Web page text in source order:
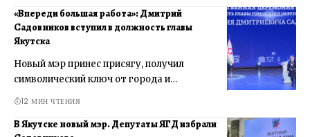
«Впереди большая работа»: Дмитрий
Садовников вступил в должность главы
Якутска
Новый мэр принес присягу, получил
символический ключ от города и…
12 МИН ЧТЕНИЯ
В Якутске новый мэр. Депутаты ЯГД избрали